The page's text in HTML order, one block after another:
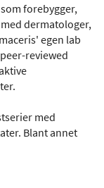
forebygger,
dermatologer,
egen lab
reviewed
med
Blant annet